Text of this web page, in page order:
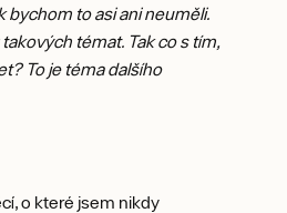
bychom to asi ani neuměli.
témat. Tak co s tím,
To je téma dalšího
o které jsem nikdy